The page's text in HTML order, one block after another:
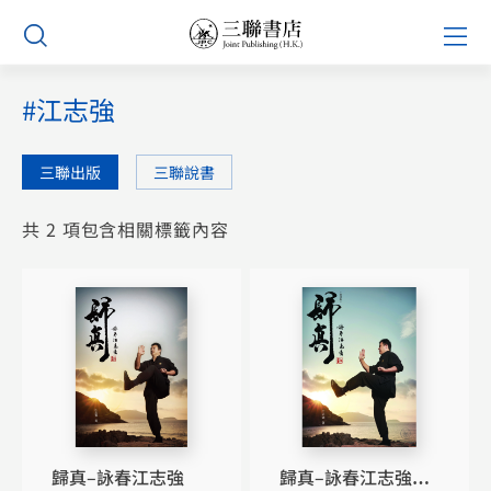
Skip
content
#江志強
三聯出版 三聯說書
共 2 項包含相關標籤內容
歸真–詠春江志強
歸真–詠春江志強